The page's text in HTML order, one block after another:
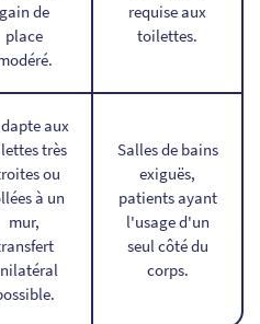
gain de
place
requise aux
toilettes.
aux
très
ou
à un
mur,
Salles de bains
exiguës,
patients ayant
l'usage d'un
seul côté du
corps.